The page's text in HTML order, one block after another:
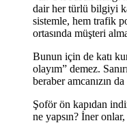
dair her türlü bilgiyi
sistemle, hem trafik
ortasında müşteri
Bunun için de katı
olayım” demez.
beraber amcanızın
Şoför ön kapıdan
ne yapsın? İner